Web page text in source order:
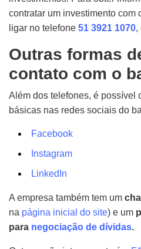
contratar um investimento com
ligar no telefone 51 3921 1070,
Outras formas
contato com o
Além dos telefones, é possível
básicas nas redes sociais do
Facebook
Instagram
LinkedIn
A empresa também tem um
na página inicial do site) e um
para negociação de dívidas.